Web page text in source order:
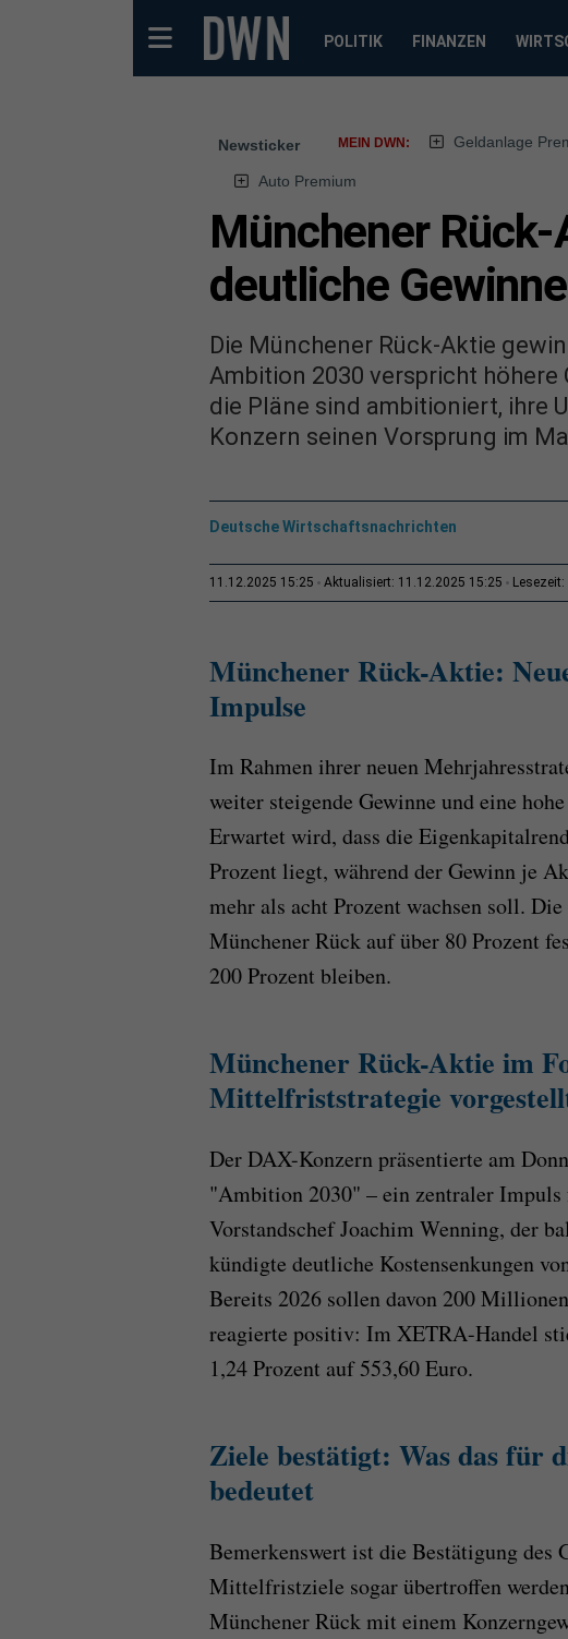
POLITIK FINANZEN
Newsticker MEIN DWN: Geldanlage
Auto Premium
Münchener
deutliche
Die Münchener Rück-Aktie
Ambition 2030 verspricht
die Pläne sind ambitioniert, ihre
Konzern seinen Vorsprung im
Deutsche Wirtschaftsnachrichten
11.12.2025 15:25 Aktualisiert: 11.12.2025 15:25 Lesezeit:
Münchener Rück-Aktie:
Impulse
Im Rahmen ihrer neuen
weiter steigende Gewinne und eine
Erwartet wird, dass die
Prozent liegt, während der Gewinn je
mehr als acht Prozent wachsen soll.
Münchener Rück auf über 80 Prozent
200 Prozent bleiben.
Münchener Rück-Aktie im
Mittelfriststrategie
Der DAX-Konzern präsentierte am
"Ambition 2030" – ein zentraler
Vorstandschef Joachim Wenning, der
kündigte deutliche Kostensenkungen
Bereits 2026 sollen davon 200
reagierte positiv: Im XETRA-Handel
1,24 Prozent auf 553,60 Euro.
Ziele bestätigt: Was das für
bedeutet
Bemerkenswert ist die Bestätigung des
Mittelfristziele sogar übertroffen
Münchener Rück mit einem